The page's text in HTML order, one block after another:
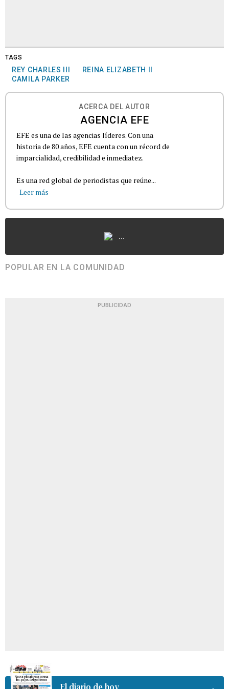
TAGS
REY CHARLES III
REINA ELIZABETH II
CAMILA PARKER
ACERCA DEL AUTOR
AGENCIA EFE
EFE es una de las agencias líderes. Con una
historia de 80 años, EFE cuenta con un récord de
imparcialidad, credibilidad e inmediatez.
Es una red global de periodistas que reúne...
Leer más
...
POPULAR EN LA COMUNIDAD
PUBLICIDAD
El diario de hoy